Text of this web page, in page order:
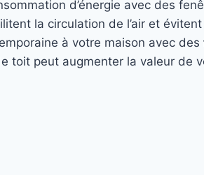
d’énergie avec des
la circulation de l’air et évitent
à votre maison avec des
toit peut augmenter la valeur de